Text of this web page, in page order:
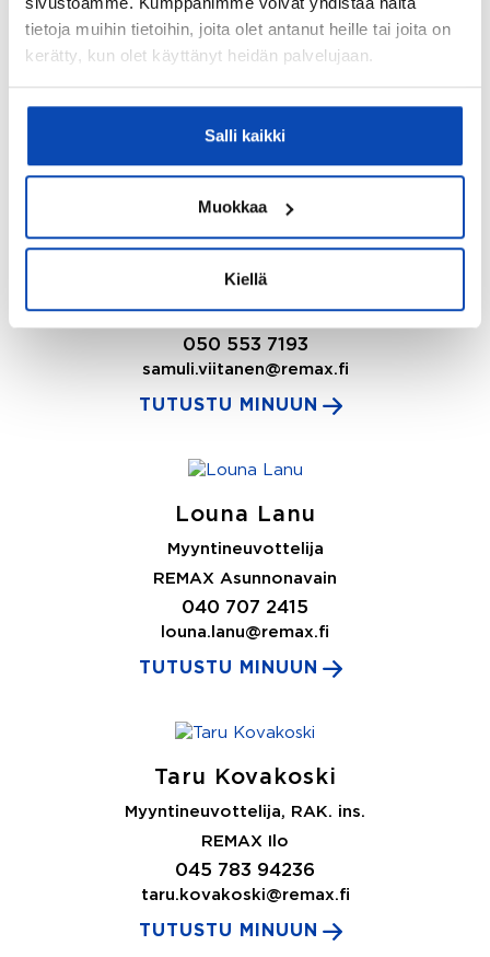
tietoja muihin tietoihin, joita olet antanut heille tai joita on
kerätty, kun olet käyttänyt heidän palvelujaan.
Salli kaikki
Muokkaa
Kiellä
REMAX Arctic
040 619 5112
Partner
REMAX Asuntoneliöt 1
050 553 7193
samuli.viitanen@remax.fi
TUTUSTU MINUUN
Louna Lanu
Myyntineuvottelija
REMAX Asunnonavain
040 707 2415
louna.lanu@remax.fi
TUTUSTU MINUUN
Taru Kovakoski
Myyntineuvottelija, RAK. ins.
REMAX Ilo
045 783 94236
taru.kovakoski@remax.fi
TUTUSTU MINUUN